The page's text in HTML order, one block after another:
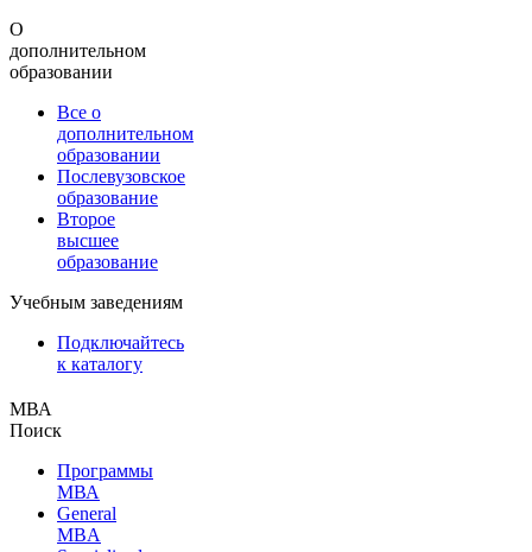
О
дополнительном
образовании
Все о
дополнительном
образовании
Послевузовское
образование
Второе
высшее
образование
Учебным заведениям
Подключайтесь
к каталогу
МВА
Поиск
Программы
МВА
General
MBA